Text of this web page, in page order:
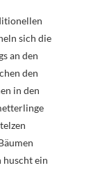
sich die
an den
den
in den
ein